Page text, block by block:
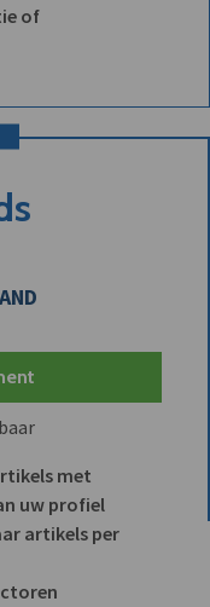
of
met
uw profiel
artikels per